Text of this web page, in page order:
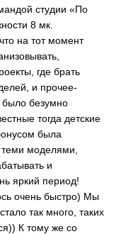
студии «По
8 мк.
на тот момент
где брать
и прочее-
безумно
тогда детские
была
теми моделями,
и
яркий период!
очень быстро) Мы
так много, таких
К тому же со